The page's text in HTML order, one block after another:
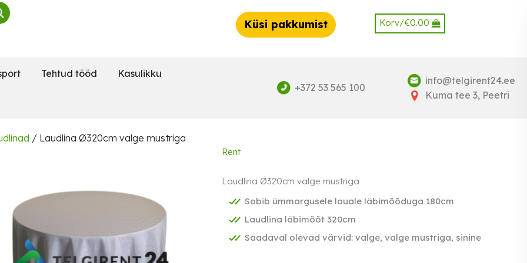
Korv/€0.00
Küsi pakkumist
Tehtud tööd Kasulikku
+372 53 565 100
info@telgirent24.ee
Kuma tee 3, Peetri
/ Laudlina Ø320cm valge mustriga
Rent
Laudlina Ø320cm valge mustriga
Sobib ümmargusele lauale läbimõõduga 180cm
Laudlina läbimõõt 320cm
Saadaval olevad värvid: valge, valge mustriga, sinine